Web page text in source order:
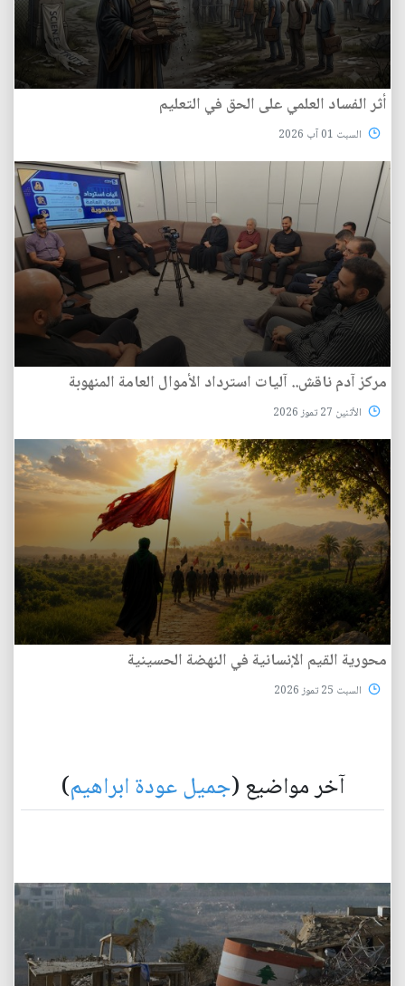
أثر الفساد العلمي على الحق في التعليم
السبت 01 آب 2026
مركز آدم ناقش.. آليات استرداد الأموال العامة المنهوبة
الأثنين 27 تموز 2026
محورية القيم الإنسانية في النهضة الحسينية
السبت 25 تموز 2026
آخر مواضيع (جميل عودة ابراهيم)